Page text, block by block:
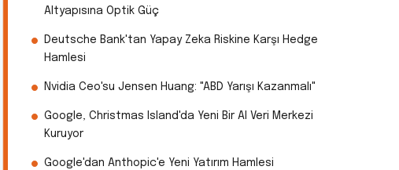
Altyapısına Optik Güç
Deutsche Bank'tan Yapay Zeka Riskine Karşı Hedge
Hamlesi
Nvidia Ceo'su Jensen Huang: "ABD Yarışı Kazanmalı"
Google, Christmas Island'da Yeni Bir AI Veri Merkezi
Kuruyor
Google'dan Anthopic'e Yeni Yatırım Hamlesi